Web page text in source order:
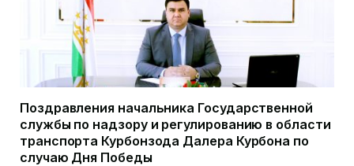
Поздравления начальника Государственной
службы по надзору и регулированию в области
транспорта Курбонзода Далера Курбона по
случаю Дня Победы